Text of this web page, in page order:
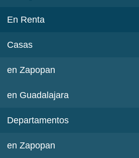
En Renta
Casas
en Zapopan
en Guadalajara
Departamentos
en Zapopan